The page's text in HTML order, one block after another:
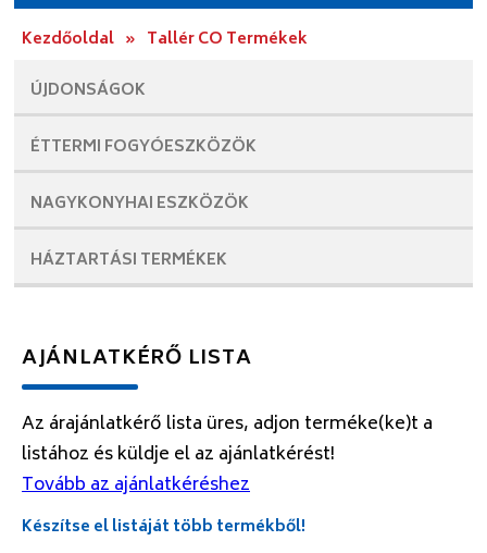
Kezdőoldal » Tallér CO Termékek
ÚJDONSÁGOK
ÉTTERMI FOGYÓESZKÖZÖK
NAGYKONYHAI ESZKÖZÖK
HÁZTARTÁSI TERMÉKEK
AJÁNLATKÉRŐ LISTA
Az árajánlatkérő lista üres, adjon terméke(ke)t a
listához és küldje el az ajánlatkérést!
Tovább az ajánlatkéréshez
Készítse el listáját több termékből!